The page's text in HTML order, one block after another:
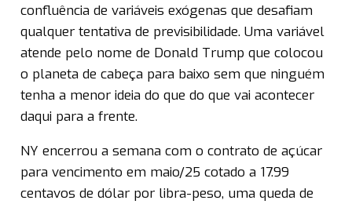
confluência de variáveis exógenas que desafiam
qualquer tentativa de previsibilidade. Uma variável
atende pelo nome de Donald Trump que colocou
o planeta de cabeça para baixo sem que ninguém
tenha a menor ideia do que do que vai acontecer
daqui para a frente.
NY encerrou a semana com o contrato de açúcar
para vencimento em maio/25 cotado a 17.99
centavos de dólar por libra-peso, uma queda de